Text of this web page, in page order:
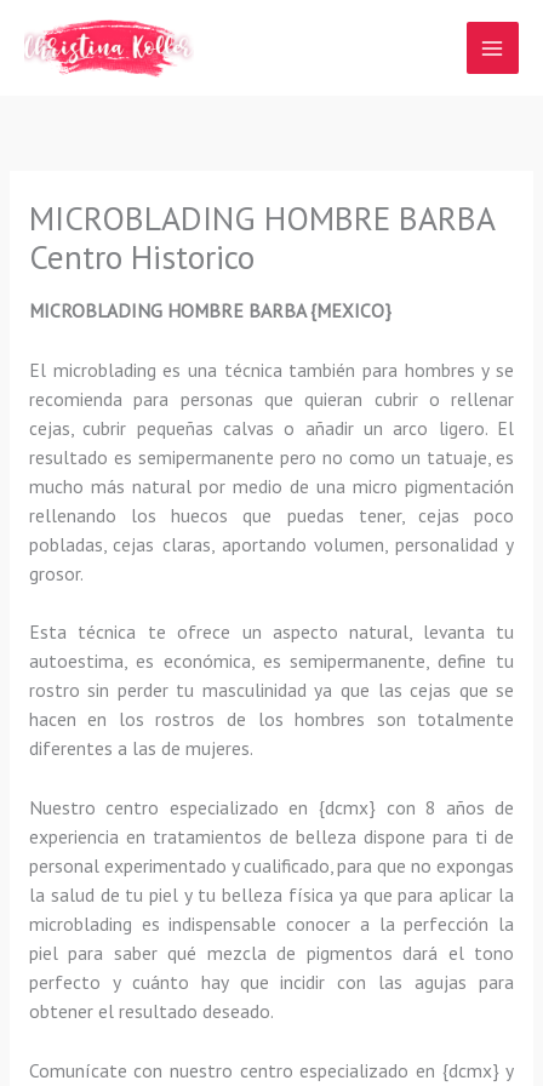
contenido
MICROBLADING HOMBRE BARBA
Centro Historico
MICROBLADING HOMBRE BARBA {MEXICO}
El microblading es una técnica también para hombres y se
recomienda para personas que quieran cubrir o rellenar
cejas, cubrir pequeñas calvas o añadir un arco ligero.El
resultado es semipermanente pero no como un tatuaje, es
mucho más natural por medio de una micro pigmentación
rellenando los huecos que puedas tener, cejas poco
pobladas, cejas claras, aportando volumen, personalidad y
grosor.
Esta técnica te ofrece un aspecto natural, levanta tu
autoestima, es económica, es semipermanente, define tu
rostro sin perder tu masculinidad ya que las cejas que se
hacen en los rostros de los hombres son totalmente
diferentes a las de mujeres.
Nuestro centro especializado en {dcmx} con 8 años de
experiencia en tratamientos de belleza dispone para ti de
personal experimentado y cualificado, para que no expongas
la salud de tu piel y tu belleza física ya que para aplicar la
microblading es indispensable conocer a la perfección la
piel para saber qué mezcla de pigmentos dará el tono
perfecto y cuánto hay que incidir con las agujas para
obtener el resultado deseado.
Comunícate con nuestro centro especializado en {dcmx} y